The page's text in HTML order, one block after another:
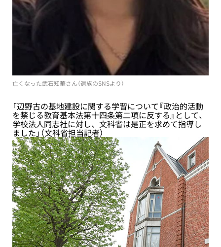
亡くなった武石知華さん（遺族のSNSより）
「辺野古の基地建設に関する学習について『政治的活動
を禁じる教育基本法第十四条第二項に反する』として、
学校法人同志社に対し、文科省は是正を求めて指導し
ました」（文科省担当記者）